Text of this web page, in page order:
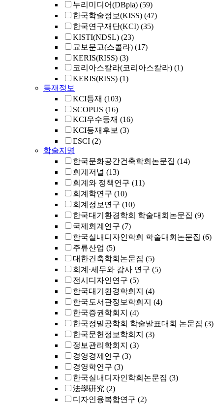
누리미디어(DBpia) (59)
한국학술정보(KISS) (47)
한국연구재단(KCI) (35)
KISTI(NDSL) (23)
교보문고(스콜라) (17)
KERIS(RISS) (3)
코리아스칼라(코리아스칼라) (1)
KERIS(RISS) (1)
등재정보
KCI등재 (103)
SCOPUS (16)
KCI우수등재 (16)
KCI등재후보 (3)
ESCI (2)
학술지명
한국문화공간건축학회논문집 (14)
회계저널 (13)
회계와 정책연구 (11)
회계학연구 (10)
회계정보연구 (10)
한국대기환경학회 학술대회논문집 (9)
국제회계연구 (7)
한국실내디자인학회 학술대회논문집 (6)
주류산업 (5)
대한건축학회논문집 (5)
회계·세무와 감사 연구 (5)
전시디자인연구 (5)
한국대기환경학회지 (4)
한국도서관정보학회지 (4)
한국증권학회지 (4)
한국정밀공학회 학술발표대회 논문집 (3)
한국문헌정보학회지 (3)
정보관리학회지 (3)
경영경제연구 (3)
경영학연구 (3)
한국실내디자인학회논문집 (3)
法學硏究 (2)
디자인융복합연구 (2)